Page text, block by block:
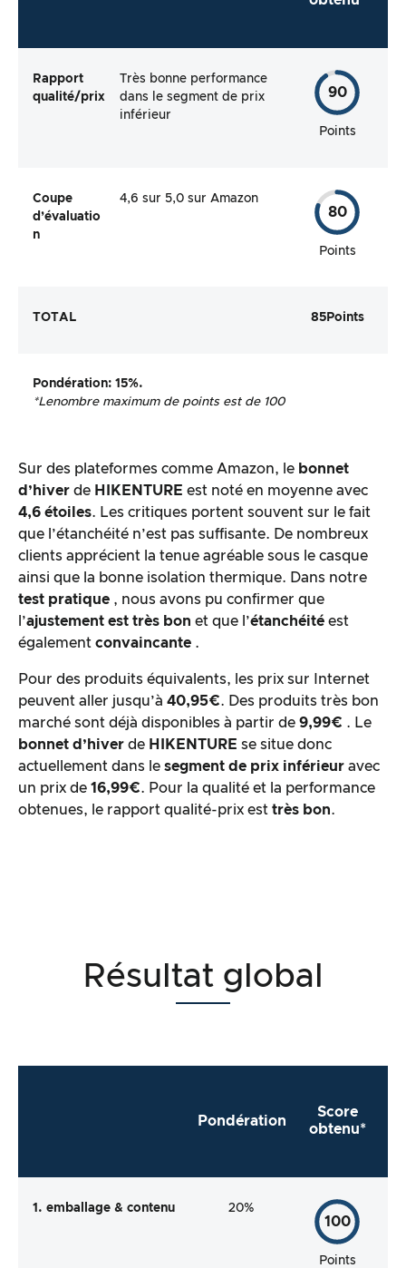
Rapport
qualité/prix
Très bonne performance
dans le segment de prix
inférieur
90
Points
Coupe
d’évaluatio
n
4,6 sur 5,0 sur Amazon
80
Points
TOTAL 85Points
Pondération: 15%.
*Lenombre maximum de points est de 100
Sur des plateformes comme Amazon, le bonnet
d’hiver de HIKENTURE est noté en moyenne avec
4,6 étoiles. Les critiques portent souvent sur le fait
que l’étanchéité n’est pas suffisante. De nombreux
clients apprécient la tenue agréable sous le casque
ainsi que la bonne isolation thermique. Dans notre
test pratique , nous avons pu confirmer que
l’ajustement est très bon et que l’étanchéité est
également convaincante .
Pour des produits équivalents, les prix sur Internet
peuvent aller jusqu’à 40,95€. Des produits très bon
marché sont déjà disponibles à partir de 9,99€ . Le
bonnet d’hiver de HIKENTURE se situe donc
actuellement dans le segment de prix inférieur avec
un prix de 16,99€. Pour la qualité et la performance
obtenues, le rapport qualité-prix est très bon.
Résultat global
Pondération
Score
obtenu*
1. emballage & contenu 20%
100
Points